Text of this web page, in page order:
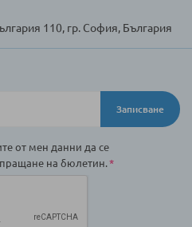
110, гр. София, България
Записване
от мен данни да се
на бюлетин.